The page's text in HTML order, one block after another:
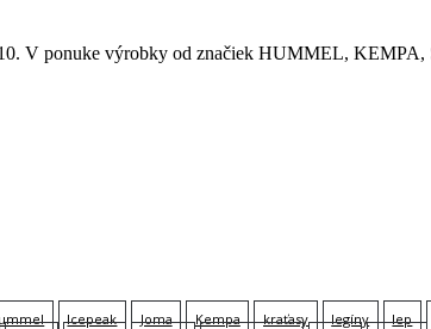
V ponuke výrobky od značiek HUMMEL,
Icepeak Joma Kempa kraťasy legíny lep